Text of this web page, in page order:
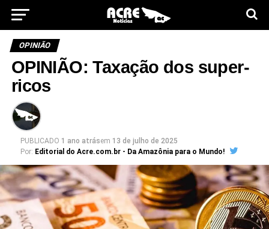
OPINIÃO
OPINIÃO: Taxação dos super-
ricos
PUBLICADO 1 ano atrásem 13 de julho de 2025
Por: Editorial do Acre.com.br - Da Amazônia para o Mundo!